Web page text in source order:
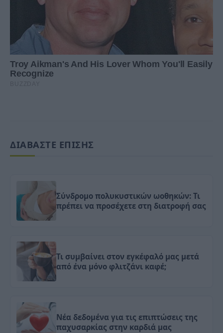
ΔΙΑΒΑΣΤΕ ΕΠΙΣΗΣ
Σύνδρομο πολυκυστικών ωοθηκών: Τι
πρέπει να προσέχετε στη διατροφή σας
Τι συμβαίνει στον εγκέφαλό μας μετά
από ένα μόνο φλιτζάνι καφέ;
Νέα δεδομένα για τις επιπτώσεις της
παχυσαρκίας στην καρδιά μας